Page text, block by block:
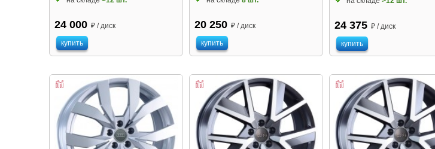
24 000 ₽ / диск
купить
20 250 ₽ / диск
купить
24 375 ₽ / диск
купить